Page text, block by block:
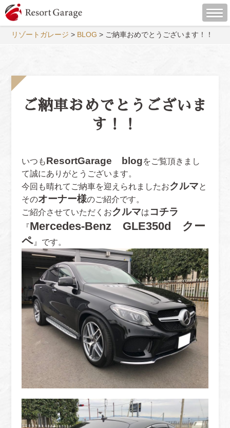
リゾートガレージ > BLOG > ご納車おめでとうございます！！
ご納車おめでとうございま
す！！
いつもResortGarage blogをご覧頂きまし
て誠にありがとうございます。
今回も晴れてご納車を迎えられましたおクルマと
そのオーナー様のご紹介です。
ご紹介させていただくおクルマはコチラ
『Mercedes-Benz GLE350d クー
ペ 』です。